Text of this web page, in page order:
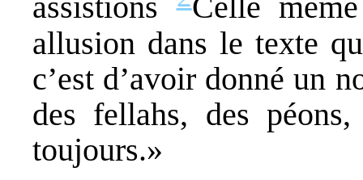
assistions Celle
allusion dans le texte
c’est d’avoir donné un
des fellahs, des
toujours.»